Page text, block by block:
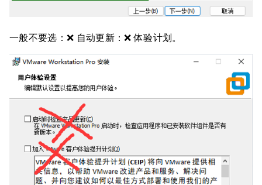
一般不要选：❌️ 自动更新：❌️ 体验计划。